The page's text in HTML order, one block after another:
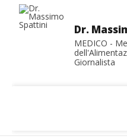
Dr.
MEDICO -
Giornalista